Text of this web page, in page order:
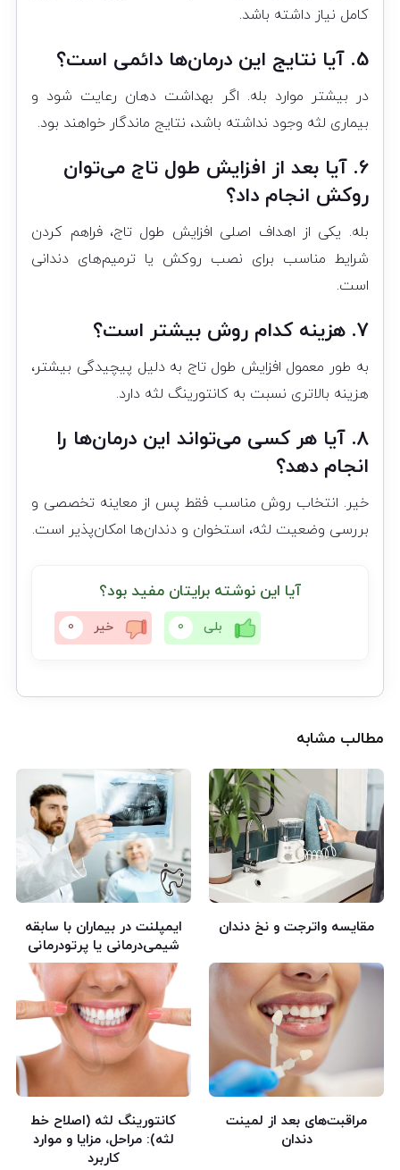
کامل نیاز داشته باشد.
5. آیا نتایج این درمان‌ها دائمی است؟
در بیشتر موارد بله. اگر بهداشت دهان رعایت شود و
بیماری لثه وجود نداشته باشد، نتایج ماندگار خواهند بود.
6. آیا بعد از افزایش طول تاج می‌توان
روکش انجام داد؟
بله. یکی از اهداف اصلی افزایش طول تاج، فراهم کردن
شرایط مناسب برای نصب روکش یا ترمیم‌های دندانی
است.
7. هزینه کدام روش بیشتر است؟
به طور معمول افزایش طول تاج به دلیل پیچیدگی بیشتر،
هزینه بالاتری نسبت به کانتورینگ لثه دارد.
8. آیا هر کسی می‌تواند این درمان‌ها را
انجام دهد؟
خیر. انتخاب روش مناسب فقط پس از معاینه تخصصی و
بررسی وضعیت لثه، استخوان و دندان‌ها امکان‌پذیر است.
آیا این نوشته برایتان مفید بود؟
بلی 0 خیر 0
مطالب مشابه
مقایسه واترجت و نخ دندان
ایمپلنت در بیماران با سابقه
شیمی‌درمانی یا پرتودرمانی
مراقبت‌های بعد از لمینت
دندان
کانتورینگ لثه (اصلاح خط
لثه): مراحل، مزایا و موارد
کاربرد